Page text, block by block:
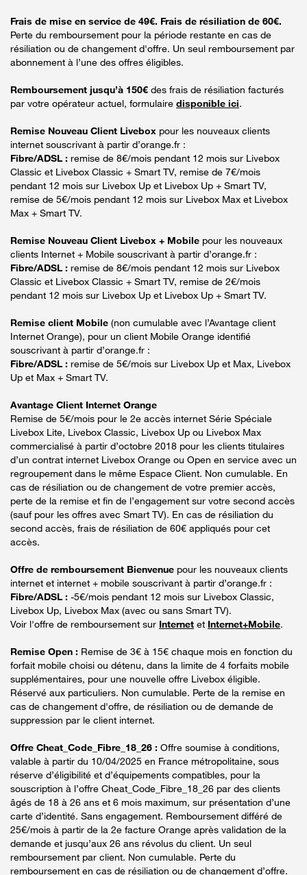
Frais de mise en service de 49€. Frais de résiliation de 60€.
Perte du remboursement pour la période restante en cas de
résiliation ou de changement d'offre. Un seul remboursement par
abonnement à l’une des offres éligibles.
Remboursement jusqu’à 150€ des frais de résiliation facturés
par votre opérateur actuel, formulaire disponible ici.
Remise Nouveau Client Livebox pour les nouveaux clients
internet souscrivant à partir d’orange.fr :
Fibre/ADSL : remise de 8€/mois pendant 12 mois sur Livebox
Classic et Livebox Classic + Smart TV, remise de 7€/mois
pendant 12 mois sur Livebox Up et Livebox Up + Smart TV,
remise de 5€/mois pendant 12 mois sur Livebox Max et Livebox
Max + Smart TV.
Remise Nouveau Client Livebox + Mobile pour les nouveaux
clients Internet + Mobile souscrivant à partir d’orange.fr :
Fibre/ADSL : remise de 8€/mois pendant 12 mois sur Livebox
Classic et Livebox Classic + Smart TV, remise de 2€/mois
pendant 12 mois sur Livebox Up et Livebox Up + Smart TV.
Remise client Mobile (non cumulable avec l’Avantage client
Internet Orange), pour un client Mobile Orange identifié
souscrivant à partir d’orange.fr :
Fibre/ADSL : remise de 5€/mois sur Livebox Up et Max, Livebox
Up et Max + Smart TV.
Avantage Client Internet Orange
Remise de 5€/mois pour le 2e accès internet Série Spéciale
Livebox Lite, Livebox Classic, Livebox Up ou Livebox Max
commercialisé à partir d’octobre 2018 pour les clients titulaires
d’un contrat internet Livebox Orange ou Open en service avec un
regroupement dans le même Espace Client. Non cumulable. En
cas de résiliation ou de changement de votre premier accès,
perte de la remise et fin de l’engagement sur votre second accès
(sauf pour les offres avec Smart TV). En cas de résiliation du
second accès, frais de résiliation de 60€ appliqués pour cet
accès.
Offre de remboursement Bienvenue pour les nouveaux clients
internet et internet + mobile souscrivant à partir d’orange.fr :
Fibre/ADSL : -5€/mois pendant 12 mois sur Livebox Classic,
Livebox Up, Livebox Max (avec ou sans Smart TV).
Voir l'offre de remboursement sur Internet et Internet+Mobile.
Remise Open : Remise de 3€ à 15€ chaque mois en fonction du
forfait mobile choisi ou détenu, dans la limite de 4 forfaits mobile
supplémentaires, pour une nouvelle offre Livebox éligible.
Réservé aux particuliers. Non cumulable. Perte de la remise en
cas de changement d'offre, de résiliation ou de demande de
suppression par le client internet.
Offre Cheat_Code_Fibre_18_26 : Offre soumise à conditions,
valable à partir du 10/04/2025 en France métropolitaine, sous
réserve d’éligibilité et d’équipements compatibles, pour la
souscription à l’offre Cheat_Code_Fibre_18_26 par des clients
âgés de 18 à 26 ans et 6 mois maximum, sur présentation d’une
carte d’identité. Sans engagement. Remboursement différé de
25€/mois à partir de la 2e facture Orange après validation de la
demande et jusqu’aux 26 ans révolus du client. Un seul
remboursement par client. Non cumulable. Perte du
remboursement en cas de résiliation ou de changement d’offre.